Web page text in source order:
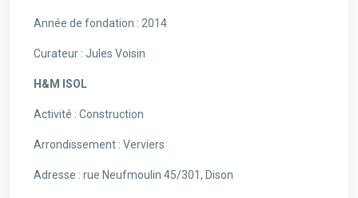
Année de fondation : 2014
Curateur : Jules Voisin
H&M ISOL
Activité : Construction
Arrondissement : Verviers
Adresse : rue Neufmoulin 45/301, Dison